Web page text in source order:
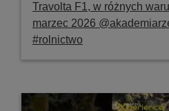
Travolta F1, w różnych
marzec 2026
#rolnictwo